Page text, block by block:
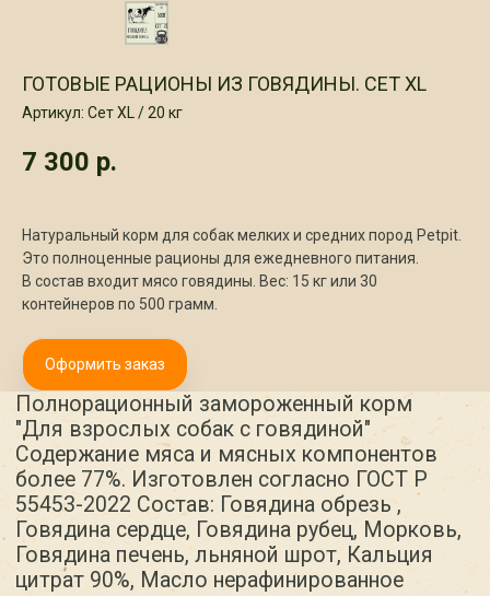
ГОТОВЫЕ РАЦИОНЫ ИЗ ГОВЯДИНЫ. СЕТ XL
Артикул: Сет XL / 20 кг
7 300 р.
Натуральный корм для собак мелких и средних пород Petpit.
Это полноценные рационы для ежедневного питания.
В состав входит мясо говядины. Вес: 15 кг или 30
контейнеров по 500 грамм.
Оформить заказ
Содержание мяса и мясных компонентов
Говядина печень, льняной шрот, Кальция
цитрат 90%, Масло нерафинированное
подсолнечное , Масло лососевое. В 100
граммах: протеин - 23,5, жир - 3,8, углеводы
- 2.5, клетчатка - 5.2, зола - 1.0, влага до
Вит.А-650,Вит.Д3-156, Вит.Е- 14.
Энергетическая ценность 109кКал/456кДж
Ингредиенты:
Рацион состоит из мяса говядины, а также
полезных субпродуктов (говяжья печень,
рубец и сердце). Дополнительно
мы добавляем овощи (огурец и морковь)
и масла (лососевое и растительное). Такой
микс обеспечивает потребность собаки
в белках, жирах и углеводах, кальции
и фосфоре, а также сбалансирован